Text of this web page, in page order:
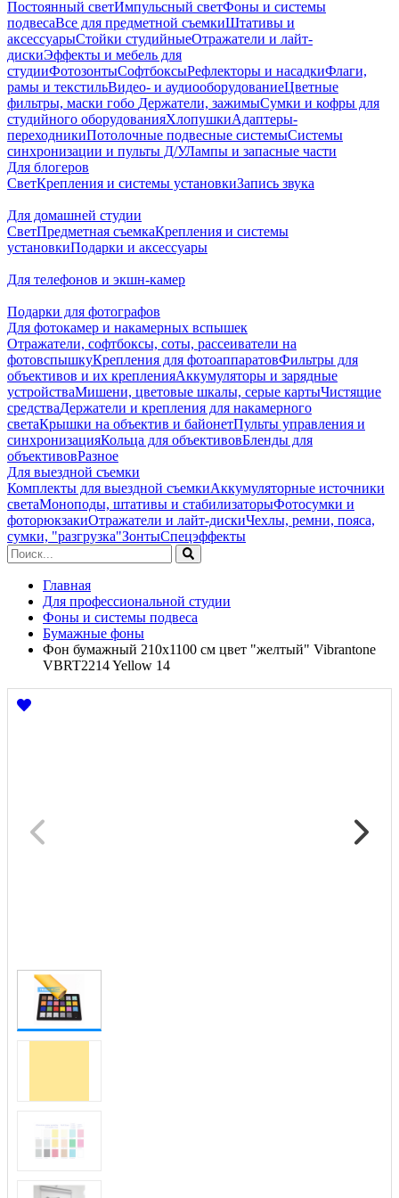
Постоянный светИмпульсный светФоны и системы
подвесаВсе для предметной съемкиШтативы и
аксессуарыСтойки студийныеОтражатели и лайт-
дискиЭффекты и мебель для
студииФотозонтыСофтбоксыРефлекторы и насадкиФлаги,
рамы и текстильВидео- и аудиооборудованиеЦветные
фильтры, маски гобо Держатели, зажимыСумки и кофры для
студийного оборудованияХлопушкиАдаптеры-
переходникиПотолочные подвесные системыСистемы
синхронизации и пульты Д/УЛампы и запасные части
Для блогеров
СветКрепления и системы установкиЗапись звука
Для домашней студии
СветПредметная съемкаКрепления и системы
установкиПодарки и аксессуары
Для телефонов и экшн-камер
Подарки для фотографов
Для фотокамер и накамерных вспышек
Отражатели, софтбоксы, соты, рассеиватели на
фотовспышкуКрепления для фотоаппаратовФильтры для
объективов и их крепленияАккумуляторы и зарядные
устройстваМишени, цветовые шкалы, серые картыЧистящие
средстваДержатели и крепления для накамерного
светаКрышки на объектив и байонетПульты управления и
синхронизацияКольца для объективовБленды для
объективовРазное
Для выездной съемки
Комплекты для выездной съемкиАккумуляторные источники
светаМоноподы, штативы и стабилизаторыФотосумки и
фоторюкзакиОтражатели и лайт-дискиЧехлы, ремни, пояса,
сумки, "разгрузка"ЗонтыСпецэффекты
Главная
Для профессиональной студии
Фоны и системы подвеса
Бумажные фоны
Фон бумажный 210x1100 см цвет "желтый" Vibrantone
VBRT2214 Yellow 14